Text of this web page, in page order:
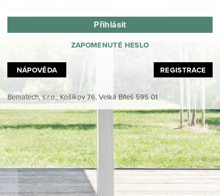
ZAPOMENUTÉ HESLO
NÁPOVĚDA REGISTRACE
Bematech, s.r.o., Košíkov 76, Velká Bíteš 595 01